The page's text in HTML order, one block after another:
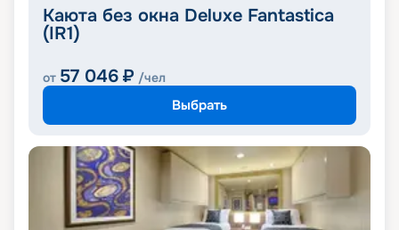
Каюта без окна Deluxe Fantastica
(IR1)
от 57 046 ₽ /чел
Выбрать